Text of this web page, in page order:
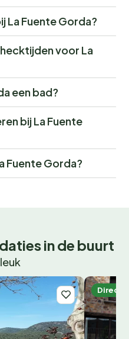
La Fuente Gorda?
voor La
een bad?
bij La Fuente
Fuente Gorda?
in de buurt
Direct